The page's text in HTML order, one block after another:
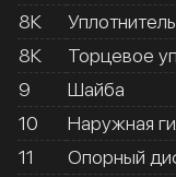
8К
8К
Торцевое
9
Шайба
10
Наружная
11
Опорный